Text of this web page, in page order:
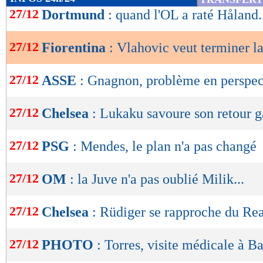
de
OK
27/12 Dortmund : quand l'OL a raté
27/12 Fiorentina : Vlahovic veut terminer
27/12 ASSE : Gnagnon, problème en
27/12 Chelsea : Lukaku savoure son retour
27/12 PSG : Mendes, le plan n'a pas changé
27/12 OM : la Juve n'a pas oublié Milik...
27/12 Chelsea : Rüdiger se rapproche du
27/12 PHOTO : Torres, visite médicale à